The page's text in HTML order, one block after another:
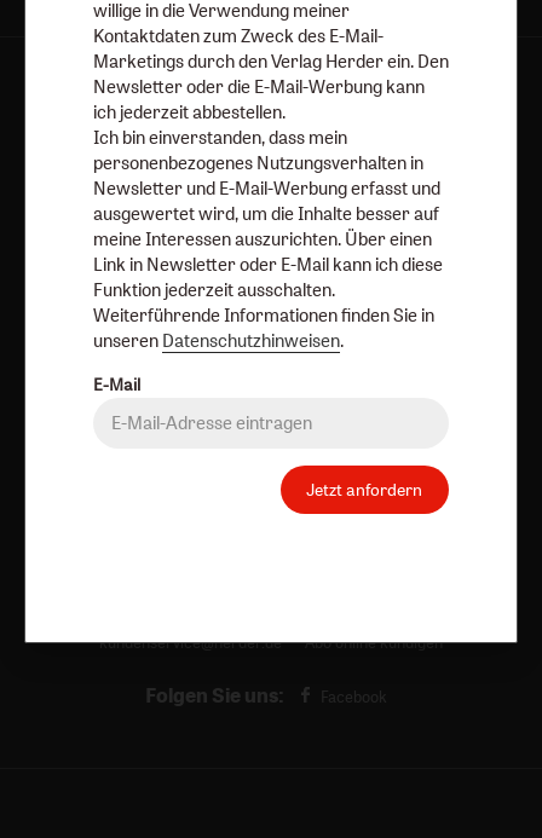
Kategorien: Online Hefte Dossiers Bücher
Services: Über uns Autorinnen und Autoren
Redaktion
Angebote: Umfragen
Verlag:
Media Sales Herder Korrespondenz
Religion & Spiritualität
Theologie & Pastoral
CHRIST IN DER GEGENWART
einfach leben
Stimmen der Zeit
Ideenwerkstatt Gottesdienste
Lebensspuren
Bibel lesen
kundenservice@herder.de
Abo online kündigen
Folgen Sie uns: Facebook
willige in die Verwendung meiner
Kontaktdaten zum Zweck des E-Mail-
Marketings durch den Verlag Herder ein. Den
Newsletter oder die E-Mail-Werbung kann
ich jederzeit abbestellen.
Ich bin einverstanden, dass mein
personenbezogenes Nutzungsverhalten in
Newsletter und E-Mail-Werbung erfasst und
ausgewertet wird, um die Inhalte besser auf
meine Interessen auszurichten. Über einen
Link in Newsletter oder E-Mail kann ich diese
Funktion jederzeit ausschalten.
Weiterführende Informationen finden Sie in
unseren Datenschutzhinweisen.
E-Mail
Jetzt anfordern